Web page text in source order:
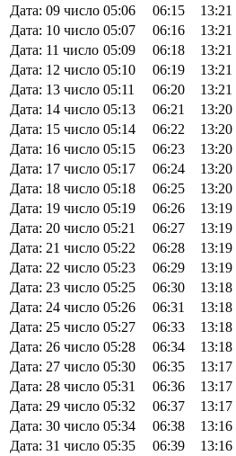
Дата: 09 число 05:06 06:15 13:21
Дата: 10 число 05:07 06:16 13:21
Дата: 11 число 05:09 06:18 13:21
Дата: 12 число 05:10 06:19 13:21
Дата: 13 число 05:11 06:20 13:21
Дата: 14 число 05:13 06:21 13:20
Дата: 15 число 05:14 06:22 13:20
Дата: 16 число 05:15 06:23 13:20
Дата: 17 число 05:17 06:24 13:20
Дата: 18 число 05:18 06:25 13:20
Дата: 19 число 05:19 06:26 13:19
Дата: 20 число 05:21 06:27 13:19
Дата: 21 число 05:22 06:28 13:19
Дата: 22 число 05:23 06:29 13:19
Дата: 23 число 05:25 06:30 13:18
Дата: 24 число 05:26 06:31 13:18
Дата: 25 число 05:27 06:33 13:18
Дата: 26 число 05:28 06:34 13:18
Дата: 27 число 05:30 06:35 13:17
Дата: 28 число 05:31 06:36 13:17
Дата: 29 число 05:32 06:37 13:17
Дата: 30 число 05:34 06:38 13:16
Дата: 31 число 05:35 06:39 13:16